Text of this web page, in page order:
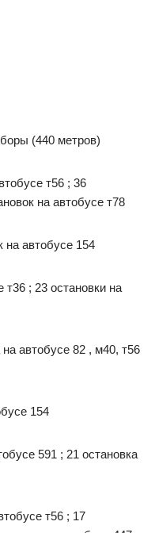
(440 метров)
т56 ; 36
на автобусе т78
на автобусе 154
; 23 остановки на
автобусе 82 , м40, т56
154
591 ; 21 остановка
т56 ; 17